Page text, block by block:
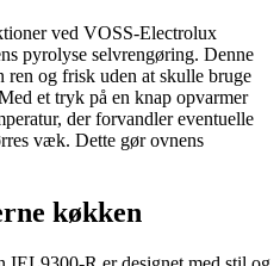
ved VOSS-Electrolux
pyrolyse selvrengøring. Denne
og frisk uden at skulle bruge
et tryk på en knap opvarmer
der forvandler eventuelle
væk. Dette gør ovnens
køkken